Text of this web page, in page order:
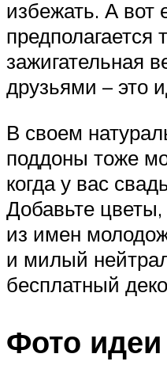
избежать. А вот
предполагается
зажигательная
друзьями – это
В своем
поддоны тоже
когда у вас
Добавьте
из имен
и милый
бесплатный
Фото идеи